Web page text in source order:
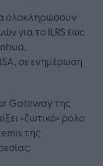
ολοκληρώσουν
για το ILRS έως
σε ενημέρωση
Gateway της
«ζωτικό» ρόλο
της